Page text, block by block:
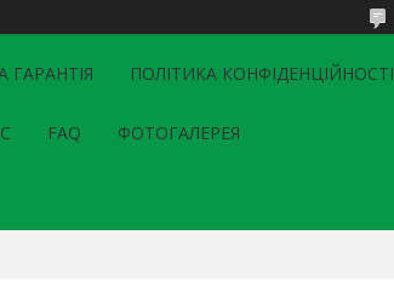
ГАРАНТІЯ ПОЛІТИКА КОНФІДЕНЦІЙНОСТІ
FAQ ФОТОГАЛЕРЕЯ